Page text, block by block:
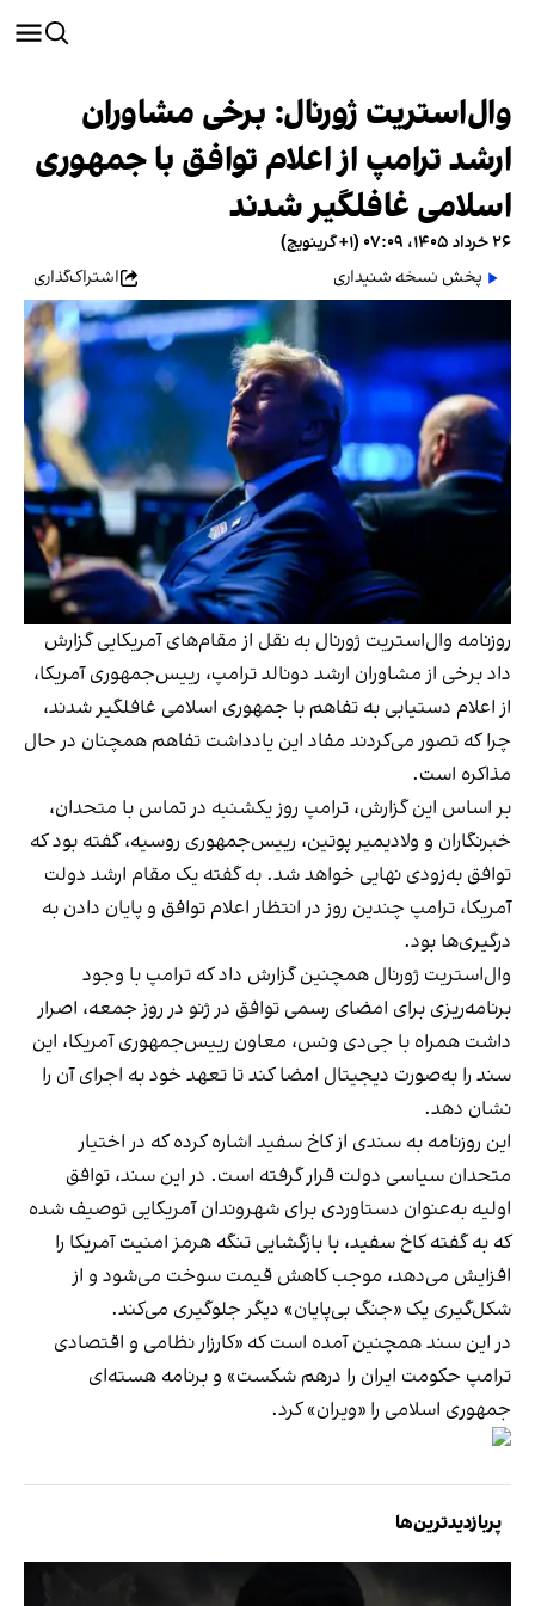
وال‌استریت ژورنال: برخی مشاوران
ارشد ترامپ از اعلام توافق با جمهوری
اسلامی غافلگیر شدند
۲۶ خرداد ۱۴۰۵، ۰۷:۰۹ (‎+۱ گرینویچ)
پخش نسخه شنیداری
اشتراک‌گذاری
روزنامه وال‌استریت ژورنال به نقل از مقام‌های آمریکایی گزارش
داد برخی از مشاوران ارشد دونالد ترامپ، رییس‌جمهوری آمریکا،
از اعلام دستیابی به تفاهم با جمهوری اسلامی غافلگیر شدند،
چرا که تصور می‌کردند مفاد این یادداشت تفاهم همچنان در حال
مذاکره است.
بر اساس این گزارش، ترامپ روز یکشنبه در تماس با متحدان،
خبرنگاران و ولادیمیر پوتین، رییس‌جمهوری روسیه، گفته بود که
توافق به‌زودی نهایی خواهد شد. به گفته یک مقام ارشد دولت
آمریکا، ترامپ چندین روز در انتظار اعلام توافق و پایان دادن به
درگیری‌ها بود.
وال‌استریت ژورنال همچنین گزارش داد که ترامپ با وجود
برنامه‌ریزی برای امضای رسمی توافق در ژنو در روز جمعه، اصرار
داشت همراه با جی‌دی ونس، معاون رییس‌جمهوری آمریکا، این
سند را به‌صورت دیجیتال امضا کند تا تعهد خود به اجرای آن را
نشان دهد.
این روزنامه به سندی از کاخ سفید اشاره کرده که در اختیار
متحدان سیاسی دولت قرار گرفته است. در این سند، توافق
اولیه به‌عنوان دستاوردی برای شهروندان آمریکایی توصیف شده
که به گفته کاخ سفید، با بازگشایی تنگه هرمز امنیت آمریکا را
افزایش می‌دهد، موجب کاهش قیمت سوخت می‌شود و از
شکل‌گیری یک «جنگ بی‌پایان» دیگر جلوگیری می‌کند.
در این سند همچنین آمده است که «کارزار نظامی و اقتصادی
ترامپ حکومت ایران را درهم شکست» و برنامه هسته‌ای
جمهوری اسلامی را «ویران» کرد.
پربازدیدترین‌ها